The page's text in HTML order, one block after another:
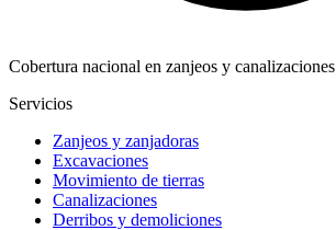
Cobertura nacional en zanjeos y canalizaciones
Servicios
Zanjeos y zanjadoras
Excavaciones
Movimiento de tierras
Canalizaciones
Derribos y demoliciones